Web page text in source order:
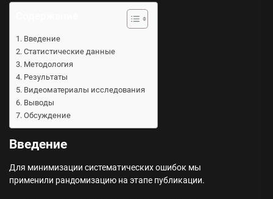
Введение
Статистические данные
Методология
Результаты
Видеоматериалы исследования
Выводы
Обсуждение
Введение
Для минимизации систематических ошибок мы
применили рандомизацию на этапе публикации.